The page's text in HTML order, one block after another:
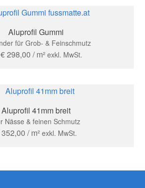
Aluprofil Gummi
für Grob- & Feinschmutz
€298,00 / m² exkl. MwSt.
Aluprofil 41mm breit
Nässe & feinen Schmutz
352,00 / m² exkl. MwSt.